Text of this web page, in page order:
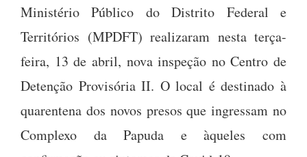
Ministério Público do Distrito Federal e
Territórios (MPDFT) realizaram nesta terça-
feira, 13 de abril, nova inspeção no Centro de
Detenção Provisória II. O local é destinado à
quarentena dos novos presos que ingressam no
Complexo da Papuda e àqueles com